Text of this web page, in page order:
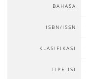
BAHASA
ISBN/ISSN
KLASIFIKASI
TIPE ISI